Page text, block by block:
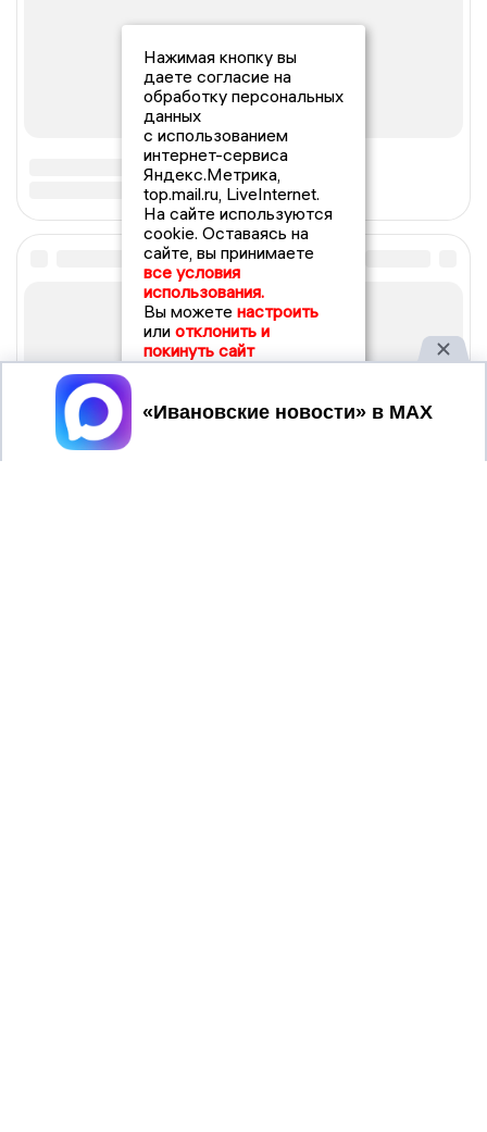
Нажимая кнопку вы
даете согласие на
обработку персональных
данных
с использованием
интернет-сервиса
Яндекс.Метрика,
top.mail.ru, LiveInternet.
На сайте используются
cookie. Оставаясь на
сайте, вы принимаете
все условия
использования.
Вы можете настроить
или отклонить и
покинуть сайт
Принять